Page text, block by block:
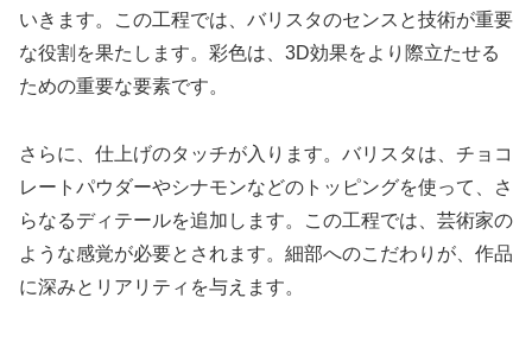
いきます。この工程では、バリスタのセンスと技術が重要
な役割を果たします。彩色は、3D効果をより際立たせる
ための重要な要素です。
さらに、仕上げのタッチが入ります。バリスタは、チョコ
レートパウダーやシナモンなどのトッピングを使って、さ
らなるディテールを追加します。この工程では、芸術家の
ような感覚が必要とされます。細部へのこだわりが、作品
に深みとリアリティを与えます。